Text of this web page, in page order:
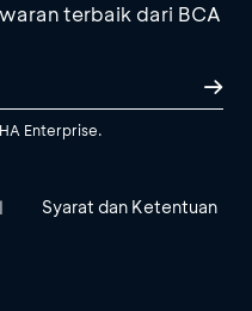
terbaik dari BCA
Enterprise.
| Syarat dan Ketentuan